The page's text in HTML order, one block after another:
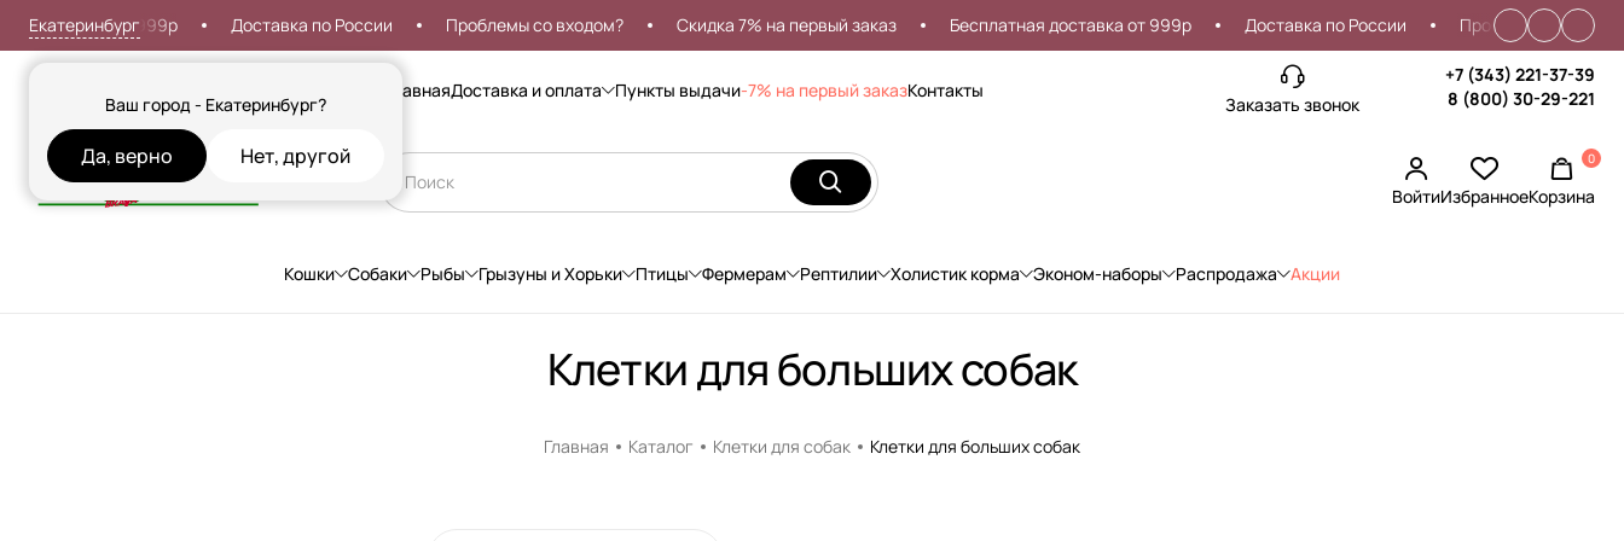
Екатеринбург
Ваш город - Екатеринбург?
Да, верно Нет, другой
доставка от 999р Доставка по России Проблемы со входом? Скидка 7% на первый заказ Бесплатная доставка от 999р Доставка по России Проблемы со входом?
ГлавнаяДоставка и оплата Пункты выдачи-7% на первый заказКонтакты
Заказать звонок
+7 (343) 221-37-39
8 (800) 30-29-221
ВойтиИзбранное
0
Корзина
Кошки Собаки Рыбы Грызуны и Хорьки Птицы Фермерам Рептилии Холистик корма Эконом-наборы Распродажа Акции
Клетки для больших собак
Главная Каталог Клетки для собак Клетки для больших собак